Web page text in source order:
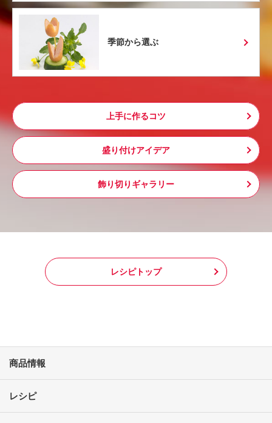
季節から選ぶ
上手に作るコツ
盛り付けアイデア
飾り切りギャラリー
レシピトップ
商品情報
レシピ